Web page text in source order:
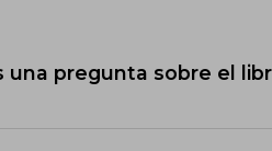
una pregunta sobre el